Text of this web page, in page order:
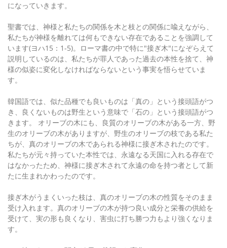
になっていきます。
聖書では、神様と私たちの関係を木と枝との関係に喩えながら、
私たちが神様を離れては何もできない存在であることを強調して
います(ヨハ15：1-5)。ローマ書の中で特に"接ぎ木"になぞらえて
説明しているのは、私たちが罪人であった過去の本性を捨て、神
様の似姿に変化しなければならないという事実を悟らせていま
す。
韓国語では、似た品種でも良いものは「真の」という接頭語がつ
き、良くないものは野生という意味で「石の」という接頭語がつ
きます。 オリーブの木にも、良質のオリーブの木がある一方、野
生のオリーブの木がありますが、野生のオリーブの枝である私た
ちが、真のオリーブの木であられる神様に接ぎ木されたのです。
私たちが元々持っていた本性では、永遠なる天国に入れる存在で
はなかったため、神様に接ぎ木されて永遠の命を持つ者として新
たに生まれかわったのです。
接ぎ木がうまくいった枝は、真のオリーブの木の性質をそのまま
受け入れます。真のオリーブの木が持つ良い成分と栄養の供給を
受けて、実の形も良くなり、害虫に打ち勝つ力もより強くなりま
す。